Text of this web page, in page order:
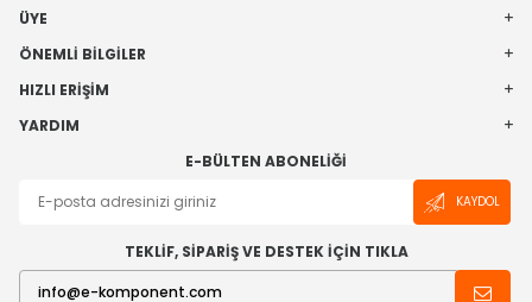
ÜYE
ÖNEMLI BILGILER
HIZLI ERIŞIM
YARDIM
E-BÜLTEN ABONELIĞI
KAYDOL
TEKLİF, SİPARİŞ VE DESTEK İÇİN TIKLA